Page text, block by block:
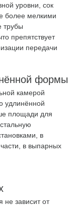
уровни, сок
более мелкими
трубы
препятствует
передачи
формы
камерой
удлинённой
площади для
в
в выпарных
не зависит от